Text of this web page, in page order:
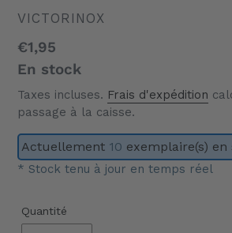
DISTRIBUTEUR
VICTORINOX
Prix
normal
€1,95
En stock
Taxes incluses. Frais d'expédition
passage à la caisse.
Actuellement 10 exemplaire(s)
* Stock tenu à jour en temps réel
Quantité